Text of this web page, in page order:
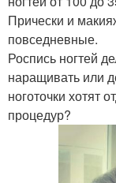
Прически и
повседневные.
Роспись ногтей
наращивать или
ноготочки хотят
процедур?